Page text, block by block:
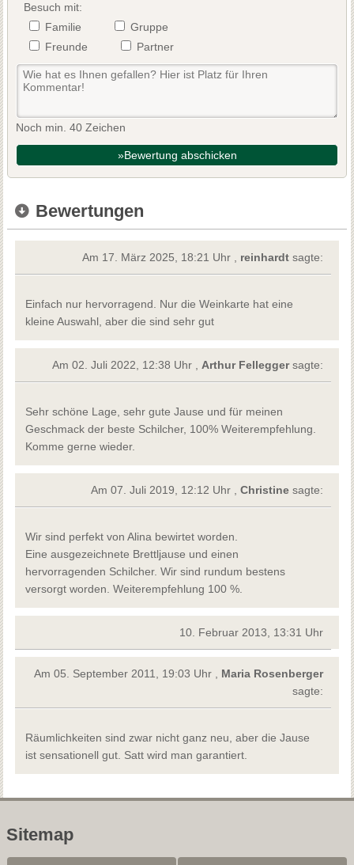
Besuch mit:
Familie
Gruppe
Freunde
Partner
Noch min. 40 Zeichen
»Bewertung abschicken
Bewertungen
Am 17. März 2025, 18:21 Uhr , reinhardtsagte:
Einfach nur hervorragend. Nur die Weinkarte hat eine
kleine Auswahl, aber die sind sehr gut
Am 02. Juli 2022, 12:38 Uhr , Arthur Felleggersagte:
Sehr schöne Lage, sehr gute Jause und für meinen
Geschmack der beste Schilcher, 100% Weiterempfehlung.
Komme gerne wieder.
Am 07. Juli 2019, 12:12 Uhr ,Christine sagte:
Wir sind perfekt von Alina bewirtet worden.
Eine ausgezeichnete Brettljause und einen
hervorragenden Schilcher. Wir sind rundum bestens
versorgt worden. Weiterempfehlung 100 %.
10. Februar 2013, 13:31 Uhr
Am 05. September 2011, 19:03 Uhr , Maria Rosenberger
sagte:
Räumlichkeiten sind zwar nicht ganz neu, aber die Jause
ist sensationell gut. Satt wird man garantiert.
Sitemap